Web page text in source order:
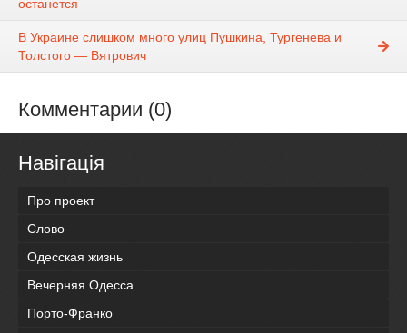
останется
В Украине слишком много улиц Пушкина, Тургенева и
Толстого — Вятрович
Комментарии (0)
Навігація
Про проект
Слово
Одесская жизнь
Вечерняя Одесса
Порто-Франко